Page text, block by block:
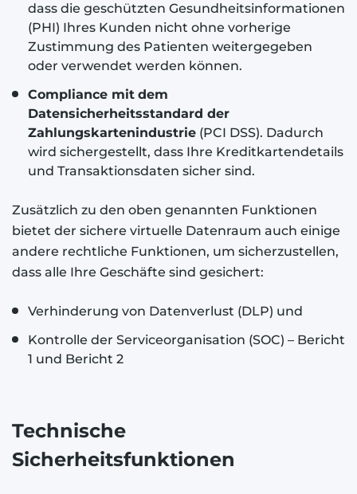
dass die geschützten Gesundheitsinformationen
(PHI) Ihres Kunden nicht ohne vorherige
Zustimmung des Patienten weitergegeben
oder verwendet werden können.
Compliance mit dem
Datensicherheitsstandard der
Zahlungskartenindustrie (PCI DSS). Dadurch
wird sichergestellt, dass Ihre Kreditkartendetails
und Transaktionsdaten sicher sind.
Zusätzlich zu den oben genannten Funktionen
bietet der sichere virtuelle Datenraum auch einige
andere rechtliche Funktionen, um sicherzustellen,
dass alle Ihre Geschäfte sind gesichert:
Verhinderung von Datenverlust (DLP) und
Kontrolle der Serviceorganisation (SOC) – Bericht
1 und Bericht 2
Technische
Sicherheitsfunktionen